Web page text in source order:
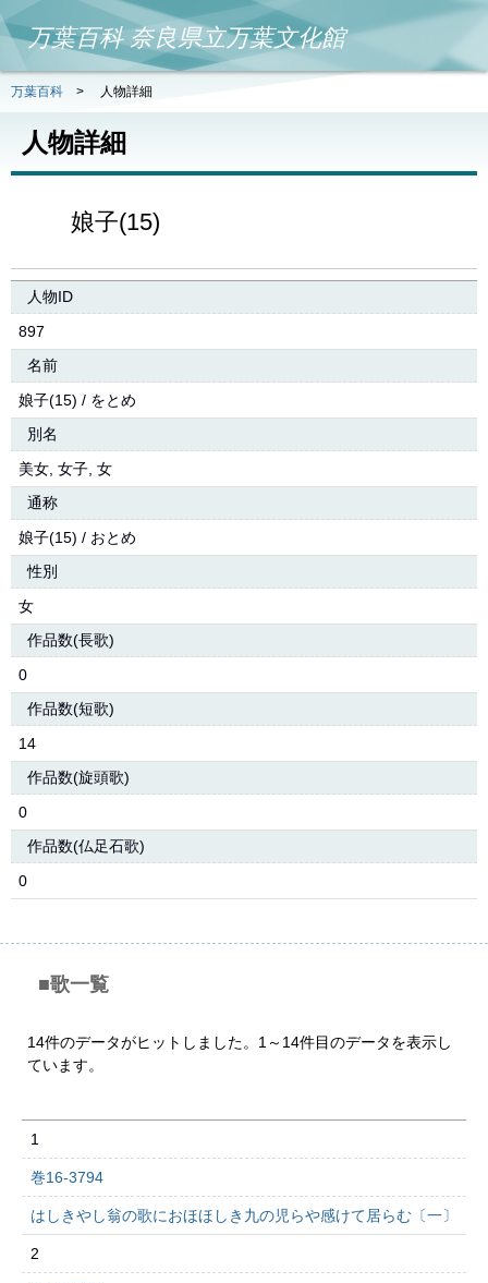
万葉百科 奈良県立万葉文化館
万葉百科 > 人物詳細
人物詳細
娘子(15)
人物ID
897
名前
娘子(15) / をとめ
別名
美女, 女子, 女
通称
娘子(15) / おとめ
性別
女
作品数(長歌)
0
作品数(短歌)
14
作品数(旋頭歌)
0
作品数(仏足石歌)
0
■歌一覧
14件のデータがヒットしました。1～14件目のデータを表示し
ています。
1
巻16-3794
はしきやし翁の歌におほほしき九の児らや感けて居らむ〔一〕
2